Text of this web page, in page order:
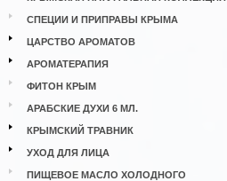
СПЕЦИИ И ПРИПРАВЫ КРЫМА
ЦАРСТВО АРОМАТОВ
АРОМАТЕРАПИЯ
ФИТОН КРЫМ
АРАБСКИЕ ДУХИ 6 МЛ.
КРЫМСКИЙ ТРАВНИК
УХОД ДЛЯ ЛИЦА
ПИЩЕВОЕ МАСЛО ХОЛОДНОГО